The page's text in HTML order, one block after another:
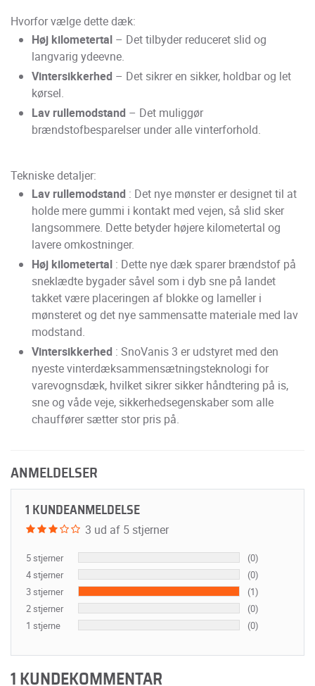
Hvorfor vælge dette dæk:
Høj kilometertal – Det tilbyder reduceret slid og
langvarig ydeevne.
Vintersikkerhed – Det sikrer en sikker, holdbar og let
kørsel.
Lav rullemodstand – Det muliggør
brændstofbesparelser under alle vinterforhold.
Tekniske detaljer:
Lav rullemodstand : Det nye mønster er designet til at
holde mere gummi i kontakt med vejen, så slid sker
langsommere. Dette betyder højere kilometertal og
lavere omkostninger.
Høj kilometertal : Dette nye dæk sparer brændstof på
sneklædte bygader såvel som i dyb sne på landet
takket være placeringen af blokke og lameller i
mønsteret og det nye sammensatte materiale med lav
modstand.
Vintersikkerhed : SnoVanis 3 er udstyret med den
nyeste vinterdæksammensætningsteknologi for
varevognsdæk, hvilket sikrer sikker håndtering på is,
sne og våde veje, sikkerhedsegenskaber som alle
chauffører sætter stor pris på.
ANMELDELSER
1 KUNDEANMELDELSE
3 ud af 5 stjerner
5 stjerner
(0)
4 stjerner
(0)
3 stjerner
(1)
2 stjerner
(0)
1 stjerne
(0)
1 KUNDEKOMMENTAR